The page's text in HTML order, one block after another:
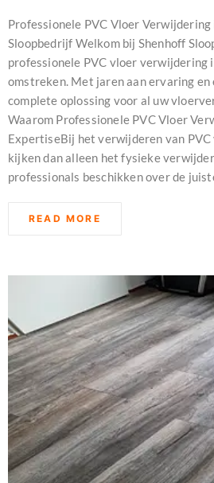
Professionele PVC Vloer
Sloopbedrijf Welkom bij Shenhoff
professionele PVC vloer verwijdering
omstreken. Met jaren aan ervaring
complete oplossing voor al uw
Waarom Professionele PVC Vloer
ExpertiseBij het verwijderen van
kijken dan alleen het fysieke
professionals beschikken over de
READ MORE